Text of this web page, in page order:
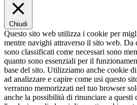
Chiudi
Questo sito web utilizza i cookie per
mentre navighi attraverso il sito web. Da
sono classificati come necessari sono
quanto sono essenziali per il
base del sito. Utilizziamo anche cookie
ad analizzare e capire come usi questo
verranno memorizzati nel tuo browser
anche la possibilità di rinunciare a questi